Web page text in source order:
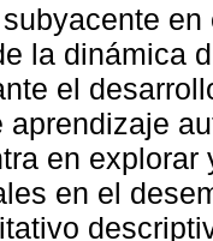
la dinámica
el
aprendizaje
en
en el